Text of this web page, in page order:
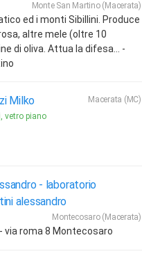
Monte San Martino (Macerata)
ed i monti Sibillini. Produce
altre mele (oltre 10
di oliva. Attua la difesa... -
Milko
Macerata (MC)
vetro piano
- laboratorio
alessandro
Montecosaro (Macerata)
via roma 8 Montecosaro